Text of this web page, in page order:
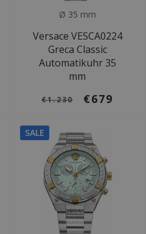
Ø 35 mm
Versace VESCA0224
Greca Classic
Automatikuhr 35
mm
€1.230 €679
SALE